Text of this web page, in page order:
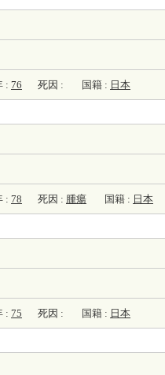
: 76 死因 : 国籍 : 日本
: 78 死因 : 腫瘍 国籍 : 日本
: 75 死因 : 国籍 : 日本